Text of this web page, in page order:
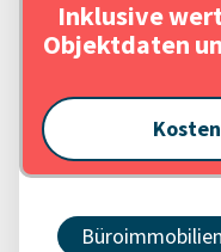
Inklusive
Objektdaten
Büroimmobilien